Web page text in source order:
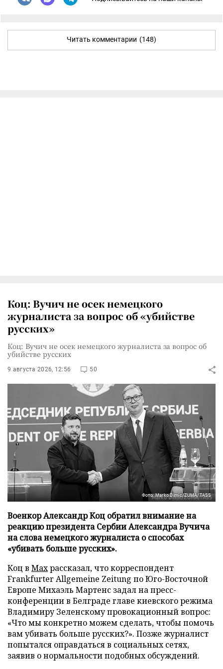
Читать комментарии (148)
Коц: Вучич не осек немецкого
журналиста за вопрос об «убийстве
русских»
Коц: Вучич не осек немецкого журналиста за вопрос об
убийстве русских
9 августа 2026, 12:56 50
Фото: Marko Dimic/ZUMA/TASS
Военкор Александр Коц обратил внимание на
реакцию президента Сербии Александра Вучича
на слова немецкого журналиста о способах
«убивать больше русских».
Коц в Махрассказал, что корреспондент
Frankfurter Allgemeine Zeitung по Юго-Восточной
Европе Михаэль Мартенс задал на пресс-
конференции в Белграде главе киевского режима
Владимиру Зеленскому провокационный вопрос:
«Что мы конкретно можем сделать, чтобы помочь
вам убивать больше русских?». Позже журналист
попытался оправдаться в социальных сетях,
заявив о нормальности подобных обсуждений.